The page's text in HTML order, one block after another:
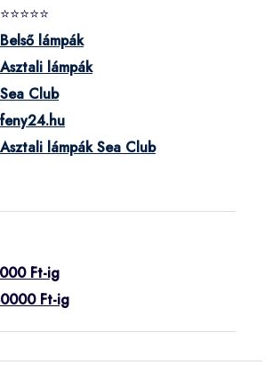
⭐⭐⭐⭐⭐
Belső lámpák
Asztali lámpák
Sea Club
feny24.hu
Asztali lámpák Sea Club
Ft-ig
Ft-ig